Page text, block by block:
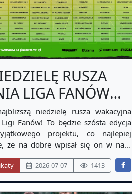
RUSZA
LIGA FANÓW
niedzielę rusza wakacyjna
Ligi Fanów! To będzie szósta edycja
projektu, co najlepiej
że na dobre wpisał się on w nasz
i z roku na rok cieszy się
zainteresowaniem. Ile drużyn
rozegramy mecze? Jak
2026-07-07 1413